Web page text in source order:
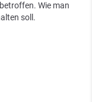
Wie man
soll.